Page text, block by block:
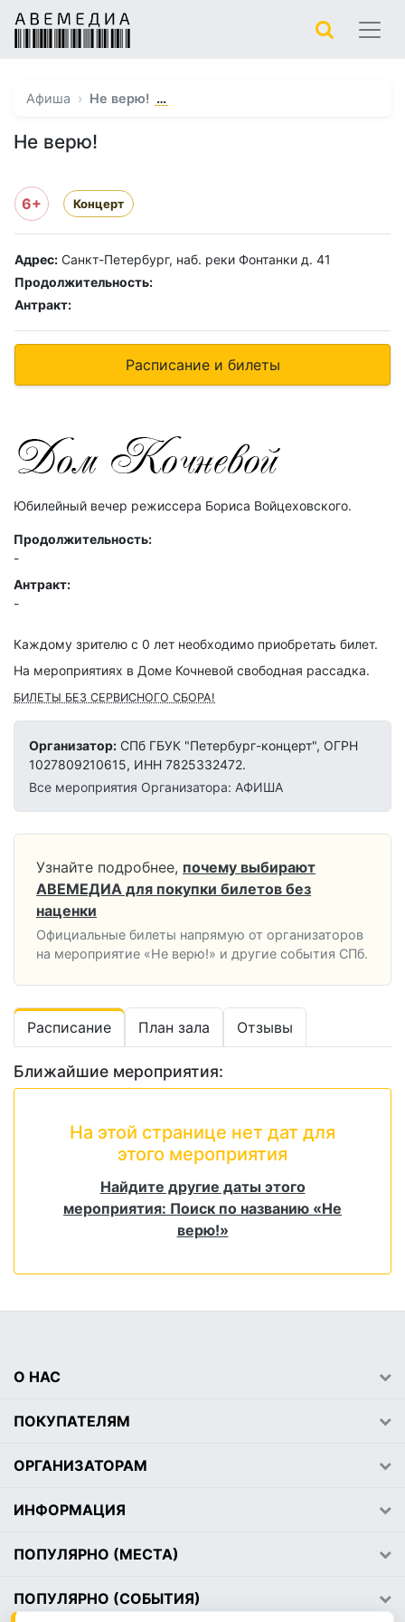
Афиша Не верю! …
Не верю!
6+ Концерт
Адрес: Санкт-Петербург, наб. реки Фонтанки д. 41
Продолжительность:
Антракт:
Расписание и билеты
Юбилейный вечер режиссера Бориса Войцеховского.
Продолжительность:
-
Антракт:
-
Каждому зрителю c 0 лет необходимо приобретать билет.
На мероприятиях в Доме Кочневой свободная рассадка.
БИЛЕТЫ БЕЗ СЕРВИСНОГО СБОРА!
Организатор: СПб ГБУК "Петербург-концерт", ОГРН
1027809210615, ИНН 7825332472.
Все мероприятия Организатора: АФИША
Узнайте подробнее, почему выбирают
АВЕМЕДИА для покупки билетов без
наценки
Официальные билеты напрямую от организаторов
на мероприятие «Не верю!» и другие события СПб.
Расписание План зала Отзывы
Ближайшие мероприятия:
На этой странице нет дат для
этого мероприятия
Найдите другие даты этого
мероприятия: Поиск по названию «Не
верю!»
О НАС
ПОКУПАТЕЛЯМ
ОРГАНИЗАТОРАМ
ИНФОРМАЦИЯ
ПОПУЛЯРНО (МЕСТА)
ПОПУЛЯРНО (СОБЫТИЯ)